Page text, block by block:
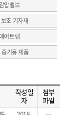
압밸브
조 기자재
어트랩
증기용 제품
작성일
자
첨부
파일